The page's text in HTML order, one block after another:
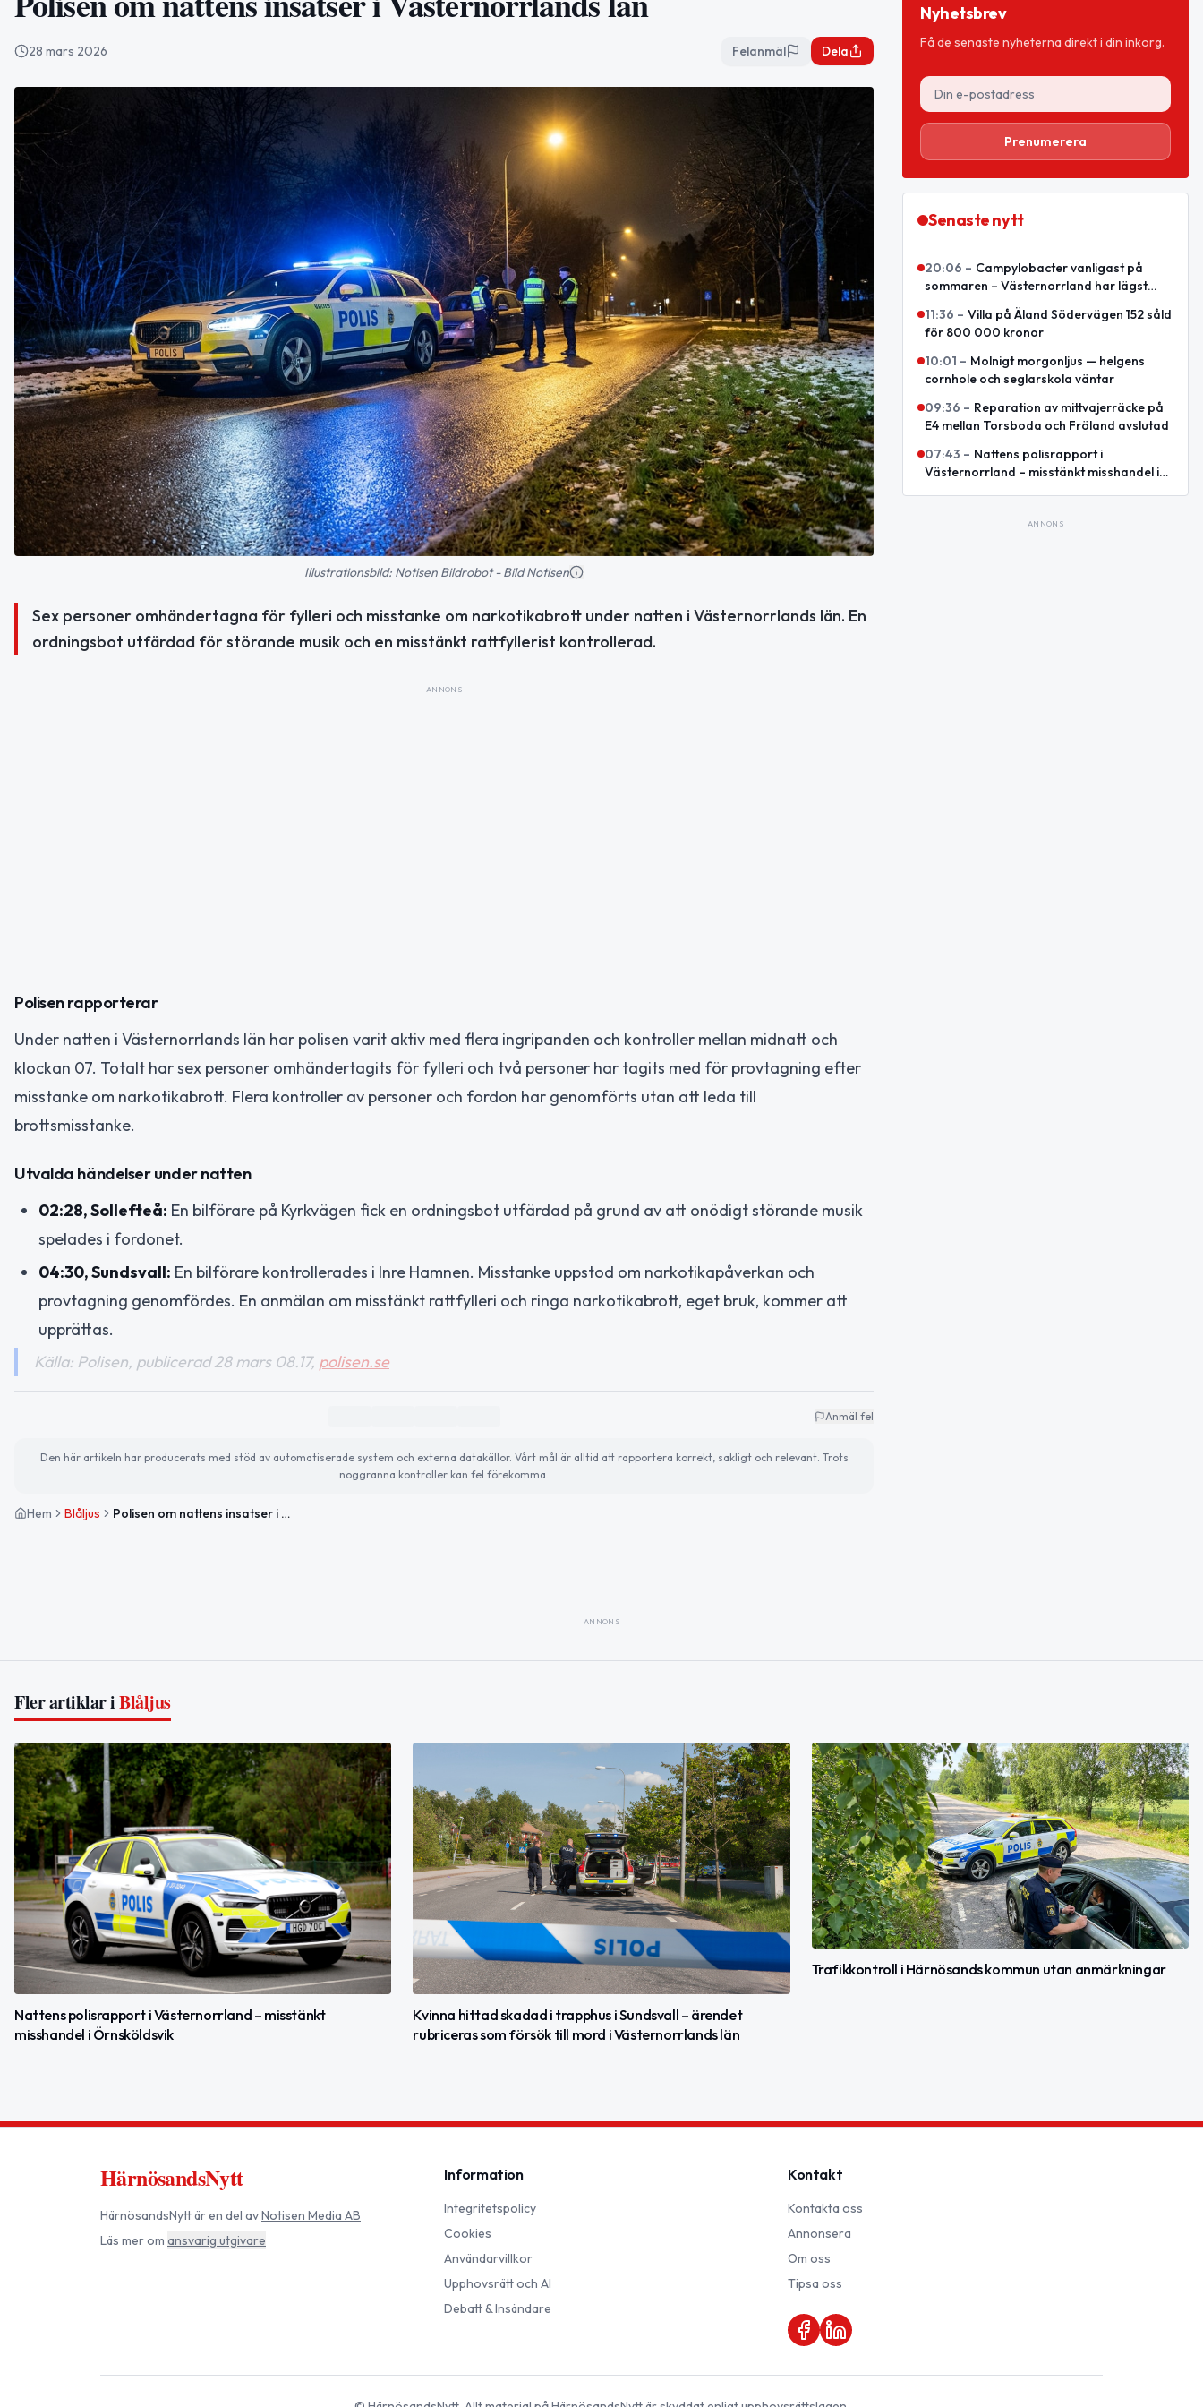
28 mars 2026 Felanmäl Dela
Illustrationsbild: Notisen Bildrobot - Bild Notisen
Sex personer omhändertagna för fylleri och misstanke om narkotikabrott under natten i Västernorrlands län. En
ordningsbot utfärdad för störande musik och en misstänkt rattfyllerist kontrollerad.
ANNONS
Polisen rapporterar
Under natten i Västernorrlands län har polisen varit aktiv med flera ingripanden och kontroller mellan midnatt och
klockan 07. Totalt har sex personer omhändertagits för fylleri och två personer har tagits med för provtagning efter
misstanke om narkotikabrott. Flera kontroller av personer och fordon har genomförts utan att leda till
brottsmisstanke.
Utvalda händelser under natten
02:28, Sollefteå: En bilförare på Kyrkvägen fick en ordningsbot utfärdad på grund av att onödigt störande musik
spelades i fordonet.
04:30, Sundsvall: En bilförare kontrollerades i Inre Hamnen. Misstanke uppstod om narkotikapåverkan och
provtagning genomfördes. En anmälan om misstänkt rattfylleri och ringa narkotikabrott, eget bruk, kommer att
upprättas.
Källa: Polisen, publicerad 28 mars 08.17, polisen.se
Anmäl fel
Den här artikeln har producerats med stöd av automatiserade system och externa datakällor. Vårt mål är alltid att rapportera korrekt, sakligt och relevant. Trots
noggranna kontroller kan fel förekomma.
Hem Blåljus Polisen om nattens insatser i Västernorrlands län
Nyhetsbrev
Få de senaste nyheterna direkt i din inkorg.
Prenumerera
Senaste nytt
20:06 – Campylobacter vanligast på
sommaren – Västernorrland har lägst
nivå enligt sammanställning
11:36 – Villa på Äland Södervägen 152 såld
för 800 000 kronor
10:01 – Molnigt morgonljus — helgens
cornhole och seglarskola väntar
09:36 – Reparation av mittvajerräcke på
E4 mellan Torsboda och Fröland avslutad
07:43 – Nattens polisrapport i
Västernorrland – misstänkt misshandel i
ANNONS
ANNONS
Fler artiklar iBlåljus
Nattens polisrapport i Västernorrland – misstänkt
misshandel i Örnsköldsvik
Kvinna hittad skadad i trapphus i Sundsvall – ärendet
rubriceras som försök till mord i Västernorrlands län
Trafikkontroll i Härnösands kommun utan anmärkningar
HärnösandsNytt
HärnösandsNyttär en del avNotisen Media AB
Läs mer om ansvarig utgivare
Information
Integritetspolicy
Cookies
Användarvillkor
Upphovsrätt och AI
Debatt & Insändare
Kontakt
Kontakta oss
Annonsera
Om oss
Tipsa oss